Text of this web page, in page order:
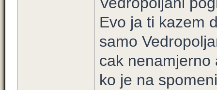
Evo ja ti kazem
samo
cak nenamjerno
ko je na